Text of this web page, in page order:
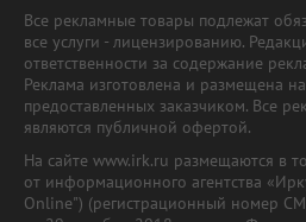
Все рекламные товары подлежат
все услуги - лицензированию.
ответственности за содержание
Реклама изготовлена и размещена
предоставленных заказчиком. Все
являются публичной офертой.
На сайте www.irk.ru размещаются в
от информационного агентства
Online") (регистрационный номер